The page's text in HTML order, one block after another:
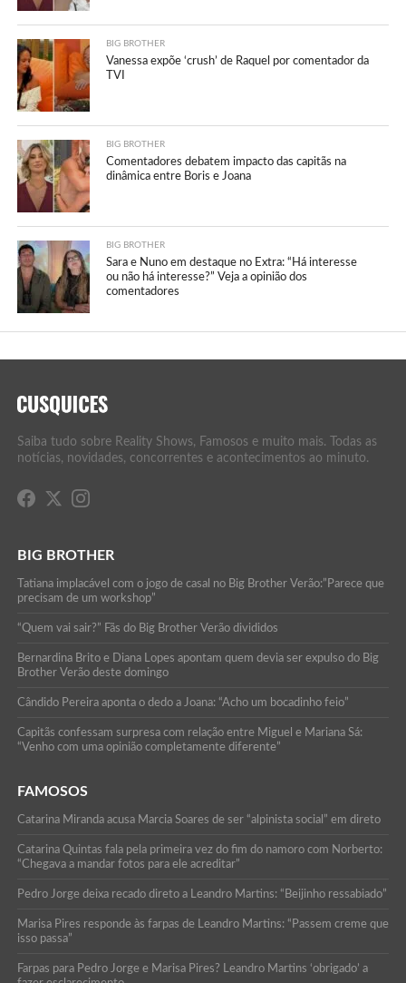
BIG BROTHER
Vanessa expõe ‘crush’ de Raquel por comentador da
TVI
BIG BROTHER
Comentadores debatem impacto das capitãs na
dinâmica entre Boris e Joana
BIG BROTHER
Sara e Nuno em destaque no Extra: “Há interesse
ou não há interesse?” Veja a opinião dos
comentadores
Saiba tudo sobre Reality Shows, Famosos e muito mais. Todas as
notícias, novidades, concorrentes e acontecimentos ao minuto.
BIG BROTHER
Tatiana implacável com o jogo de casal no Big Brother Verão:”Parece que
precisam de um workshop”
“Quem vai sair?” Fãs do Big Brother Verão divididos
Bernardina Brito e Diana Lopes apontam quem devia ser expulso do Big
Brother Verão deste domingo
Cândido Pereira aponta o dedo a Joana: “Acho um bocadinho feio”
Capitãs confessam surpresa com relação entre Miguel e Mariana Sá:
“Venho com uma opinião completamente diferente”
FAMOSOS
Catarina Miranda acusa Marcia Soares de ser “alpinista social” em direto
Catarina Quintas fala pela primeira vez do fim do namoro com Norberto:
“Chegava a mandar fotos para ele acreditar”
Pedro Jorge deixa recado direto a Leandro Martins: “Beijinho ressabiado”
Marisa Pires responde às farpas de Leandro Martins: “Passem creme que
isso passa”
Farpas para Pedro Jorge e Marisa Pires? Leandro Martins ‘obrigado’ a